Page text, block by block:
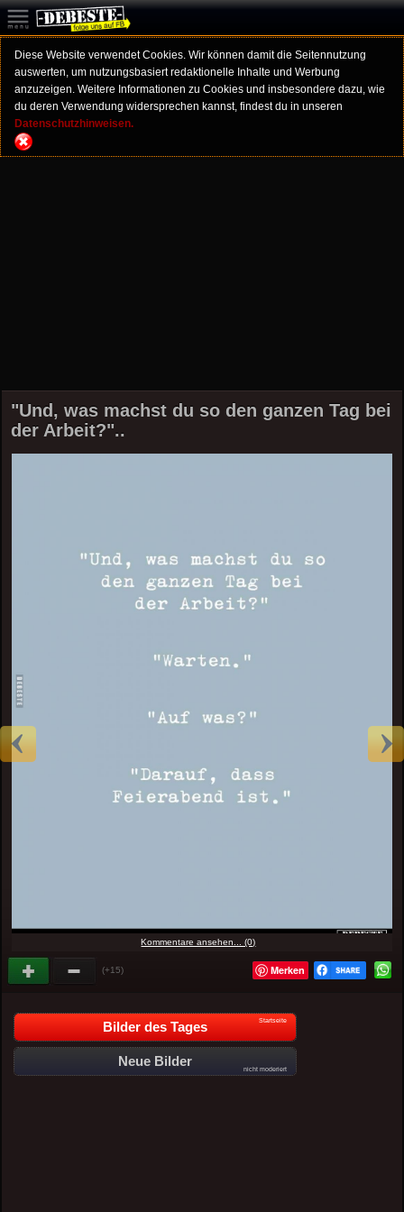
Diese Website verwendet Cookies. Wir können damit die Seitennutzung
auswerten, um nutzungsbasiert redaktionelle Inhalte und Werbung
anzuzeigen. Weitere Informationen zu Cookies und insbesondere dazu, wie
du deren Verwendung widersprechen kannst, findest du in unseren
Datenschutzhinweisen.
"Und, was machst du so den ganzen Tag bei
der Arbeit?"..
Kommentare ansehen... (0)
(+15) Merken
Bilder des Tages Startseite
Neue Bilder
nicht moderiert